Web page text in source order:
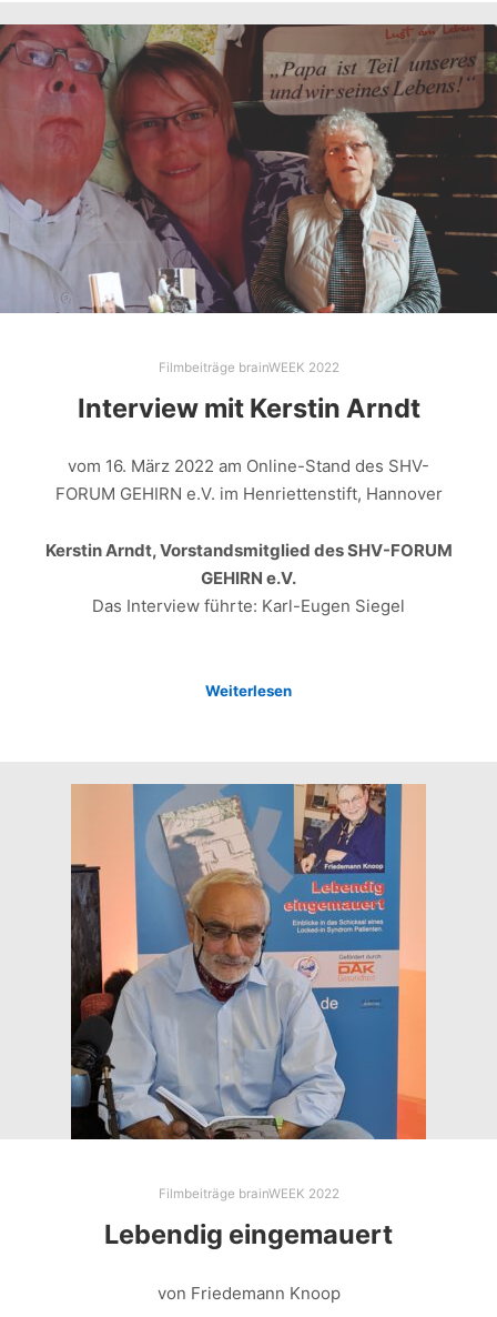
Filmbeiträge brainWEEK 2022
Interview mit Kerstin Arndt
vom 16. März 2022 am Online-Stand des SHV-
FORUM GEHIRN e.V. im Henriettenstift, Hannover
Kerstin Arndt, Vorstandsmitglied des SHV-FORUM
GEHIRN e.V.
Das Interview führte: Karl-Eugen Siegel
Weiterlesen
Filmbeiträge brainWEEK 2022
Lebendig eingemauert
von Friedemann Knoop